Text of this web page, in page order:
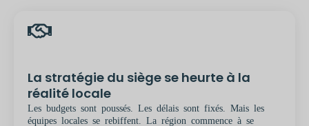
La stratégie du siège se heurte à la
réalité locale
Les budgets sont poussés. Les délais sont fixés. Mais les
équipes locales se rebiffent. La région commence à se